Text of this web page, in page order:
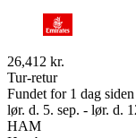
26,412 kr.
Tur-retur
Fundet for 1 dag siden
lør. d. 5. sep. - lør. d.
HAM